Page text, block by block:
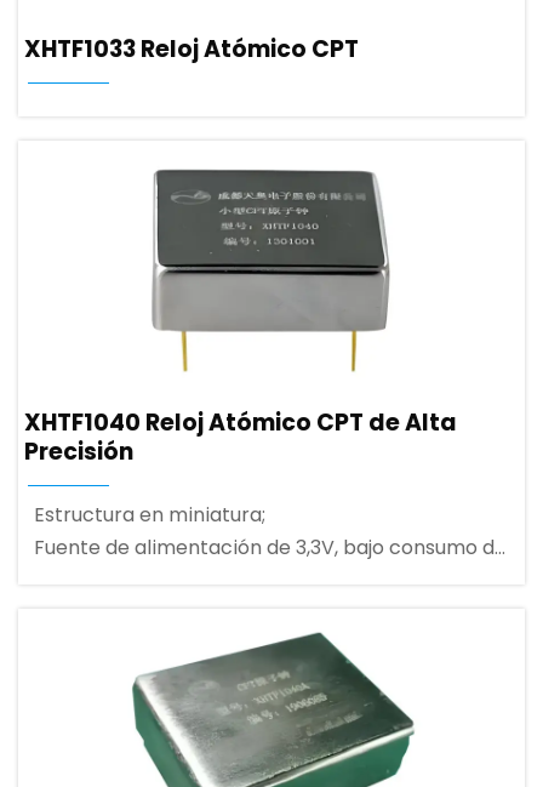
XHTF1033 Reloj Atómico CPT
XHTF1040 Reloj Atómico CPT de Alta
Precisión
Estructura en miniatura;
Fuente de alimentación de 3,3V, bajo consumo de